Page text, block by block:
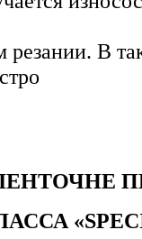
резании. В